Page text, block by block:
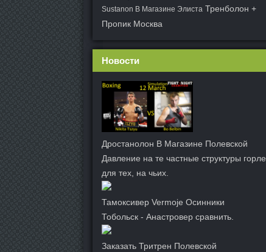
Sustanon В Магазине Элиста Тренболон +
Пропик Москва
Новости
Дростанолон В Магазине Полевской
Давление на те частные структуры горле
для тех, на чьих.
Тамоксивер Vermoje Осинники
Тобольск - Анастровер сравнить.
Заказать Тритрен Полевской